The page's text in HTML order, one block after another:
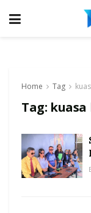
Home Tag
Tag: